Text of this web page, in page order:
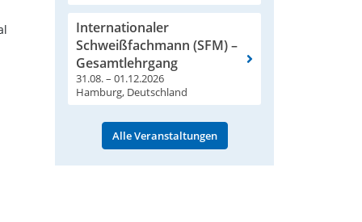
Internationaler
Schweißfachmann (SFM) –
Gesamtlehrgang
31.08. – 01.12.2026
Hamburg, Deutschland
Alle Veranstaltungen